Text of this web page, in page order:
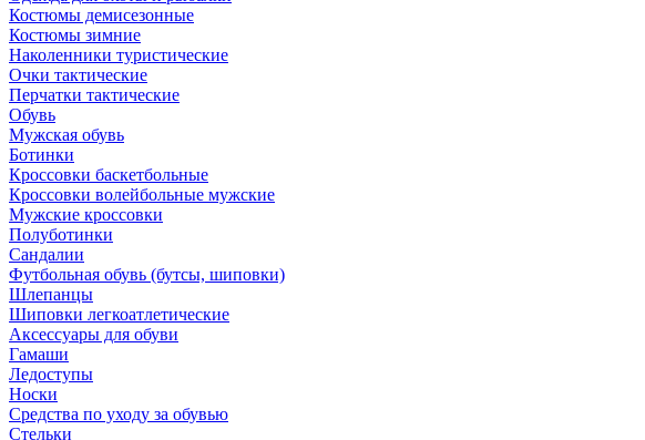
Костюмы демисезонные
Костюмы зимние
Наколенники туристические
Очки тактические
Перчатки тактические
Обувь
Мужская обувь
Ботинки
Кроссовки баскетбольные
Кроссовки волейбольные мужские
Мужские кроссовки
Полуботинки
Сандалии
Футбольная обувь (бутсы, шиповки)
Шлепанцы
Шиповки легкоатлетические
Аксессуары для обуви
Гамаши
Ледоступы
Носки
Средства по уходу за обувью
Стельки